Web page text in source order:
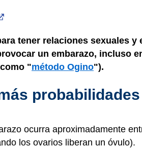
tener relaciones sexuales
un embarazo, incluso
"método Ogino").
ocurra aproximadamente
los ovarios liberan un óvulo).